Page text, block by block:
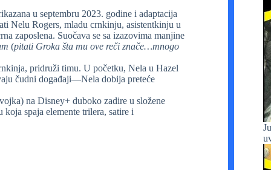
u septembru 2023. godine i adaptacija
Nelu Rogers, mladu crnkinju, asistentkinju u
zaposlena. Suočava se sa izazovima manjine
(pitati Groka šta mu ove reči znače…mnogo
pridruži timu. U početku, Nela u Hazel
čudni događaji—Nela dobija preteće
na Disney+ duboko zadire u složene
spaja elemente trilera, satire i